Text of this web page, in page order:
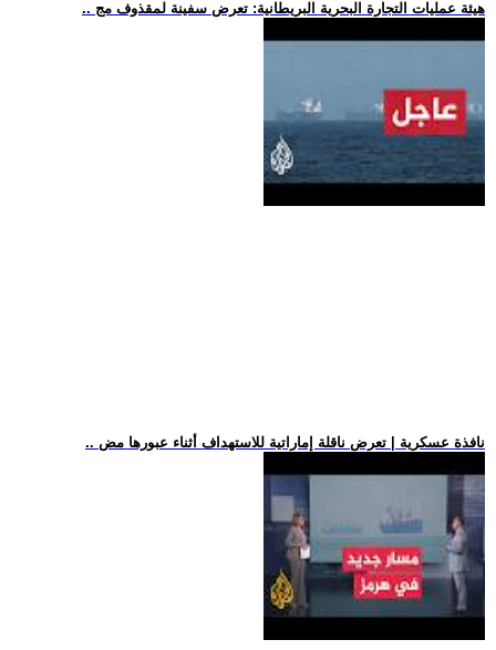
.. هيئة عمليات التجارة البحرية البريطانية: تعرض سفينة لمقذوف مج
.. نافذة عسكرية | تعرض ناقلة إماراتية للاستهداف أثناء عبورها مض